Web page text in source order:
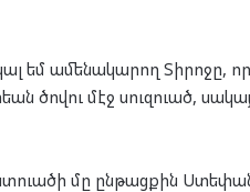
եմ ամենակարող Տիրոջը, որ
մէջ սուզուած,
մը ընթացքին